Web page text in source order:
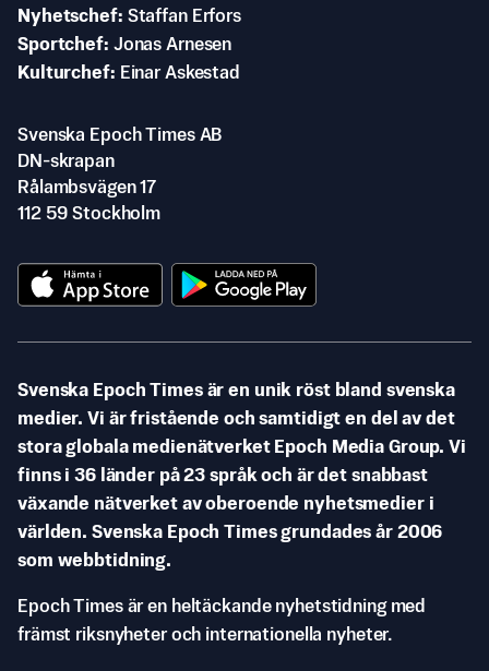
Nyhetschef Staffan Erfors
Sportchef Jonas Arnesen
Kulturchef
Einar Askestad
Svenska Epoch Times AB
DN-skrapan
Rålambsvägen 17
112 59 Stockholm
Svenska Epoch Times är en unik röst bland svenska
medier. Vi är fristående och samtidigt en del av det
stora globala medienätverket Epoch Media Group. Vi
finns i 36 länder på 23 språk och är det snabbast
växande nätverket av oberoende nyhetsmedier i
världen. Svenska Epoch Times grundades år 2006
som webbtidning.
Epoch Times är en heltäckande nyhetstidning med
främst riksnyheter och internationella nyheter.